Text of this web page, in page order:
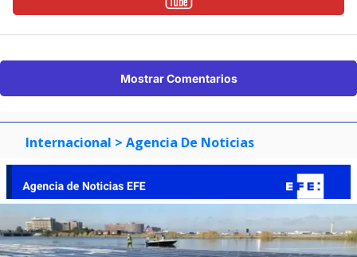
Mostrar Comentarios
Internacional > Agencia De Noticias